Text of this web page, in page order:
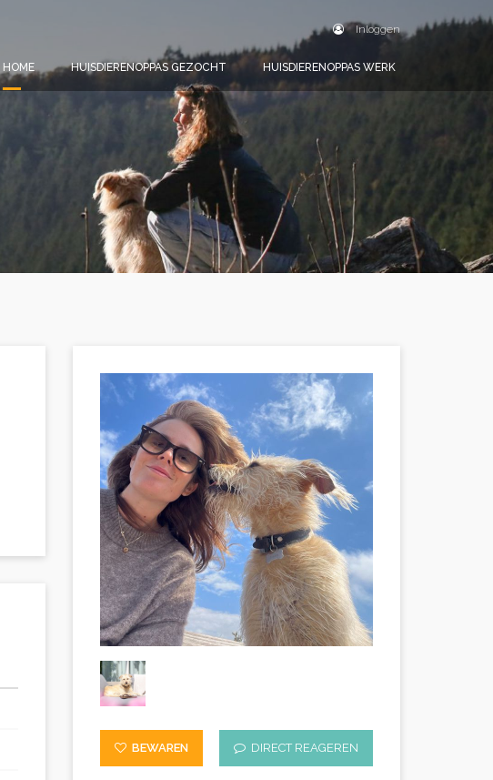
Inloggen
HOME HUISDIERENOPPAS GEZOCHT HUISDIERENOPPAS WERK
BEWAREN DIRECT REAGEREN